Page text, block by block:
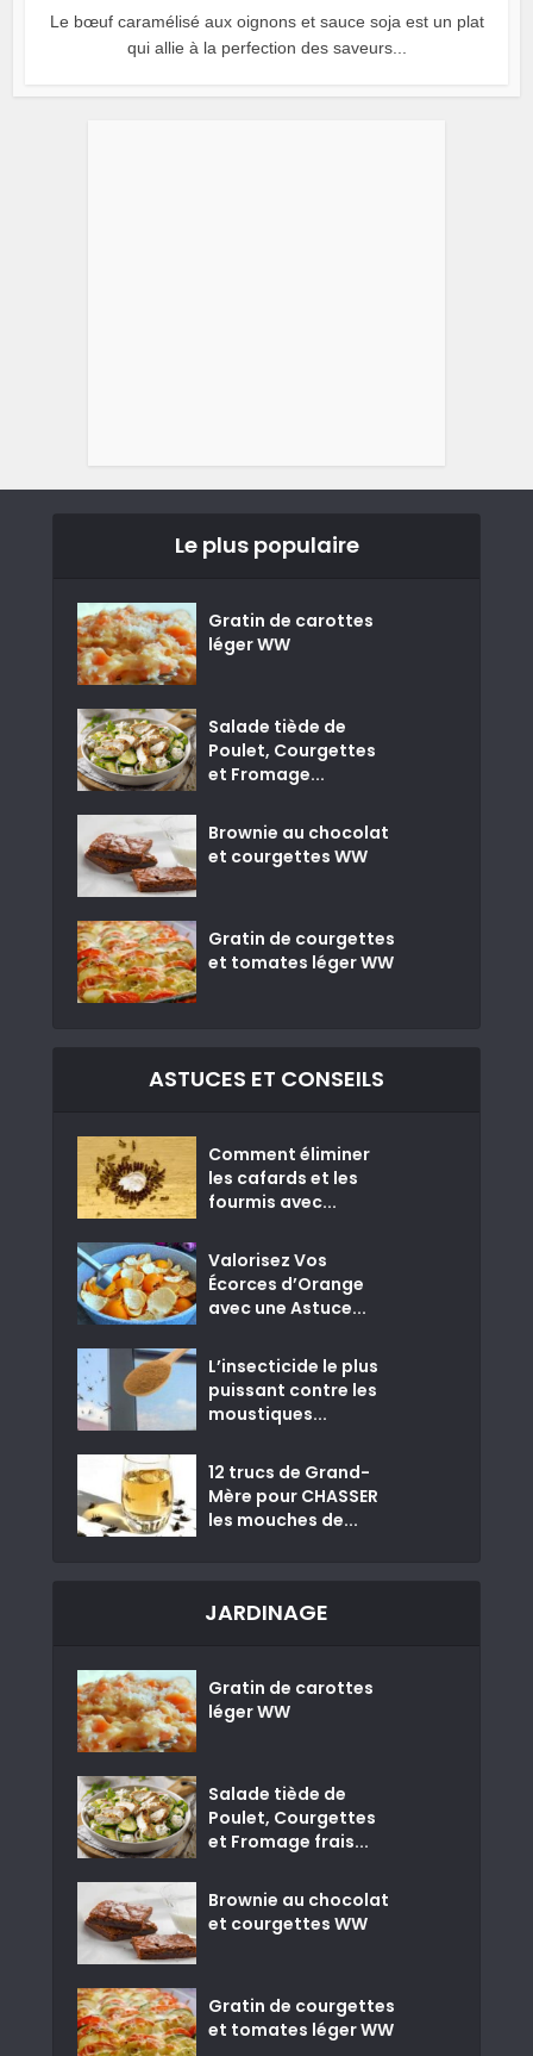
Le bœuf caramélisé aux oignons et sauce soja est un plat
qui allie à la perfection des saveurs...
Le plus populaire
Gratin de carottes
léger WW
Salade tiède de
Poulet, Courgettes
et Fromage...
Brownie au chocolat
et courgettes WW
Gratin de courgettes
et tomates léger WW
ASTUCES ET CONSEILS
Comment éliminer
les cafards et les
fourmis avec...
Valorisez Vos
Écorces d’Orange
avec une Astuce...
L’insecticide le plus
puissant contre les
moustiques...
12 trucs de Grand-
Mère pour CHASSER
les mouches de...
JARDINAGE
Gratin de carottes
léger WW
Salade tiède de
Poulet, Courgettes
et Fromage frais...
Brownie au chocolat
et courgettes WW
Gratin de courgettes
et tomates léger WW